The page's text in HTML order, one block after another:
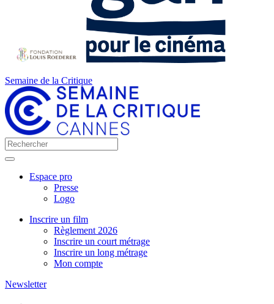
Semaine de la Critique
Espace pro
Presse
Logo
Inscrire un film
Règlement 2026
Inscrire un court métrage
Inscrire un long métrage
Mon compte
Newsletter